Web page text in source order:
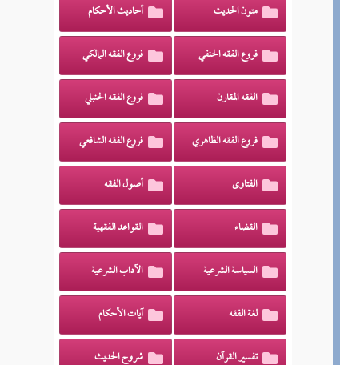
متون الحديث أحاديث الأحكام
فروع الفقه الحنفي فروع الفقه المالكي
الفقه المقارن فروع الفقه الحنبلي
فروع الفقه الظاهري فروع الفقه الشافعي
الفتاوى أصول الفقه
القضاء القواعد الفقهية
السياسة الشرعية الآداب الشرعية
لغة الفقه آيات الأحكام
تفسير القرآن شروح الحديث